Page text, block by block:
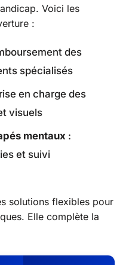
Voici les
:
des
spécialisés
en charge des
visuels
mentaux :
et suivi
solutions flexibles pour
Elle complète la